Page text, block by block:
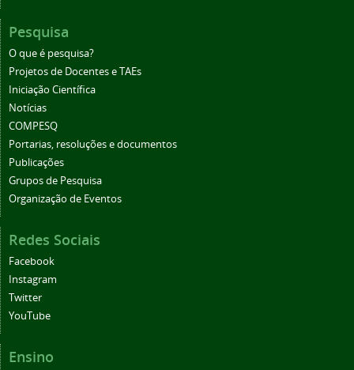
Pesquisa
O que é pesquisa?
Projetos de Docentes e TAEs
Iniciação Científica
Notícias
COMPESQ
Portarias, resoluções e documentos
Publicações
Grupos de Pesquisa
Organização de Eventos
Redes Sociais
Facebook
Instagram
Twitter
YouTube
Ensino